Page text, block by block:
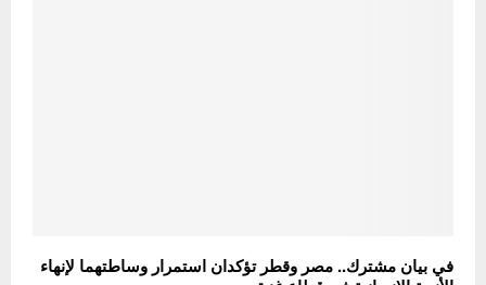
في بيان مشترك.. مصر وقطر تؤكدان استمرار وساطتهما لإنهاء